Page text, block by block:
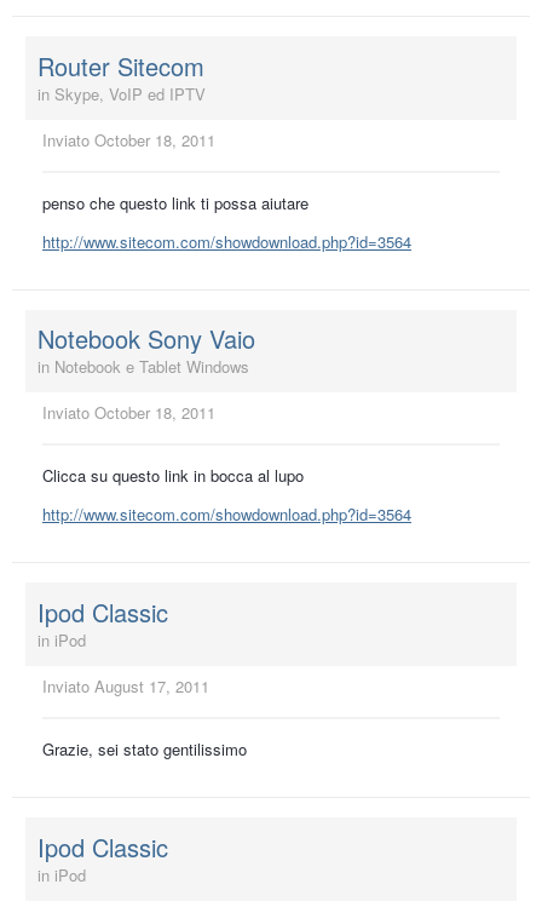
Router Sitecom
in Skype, VoIP ed IPTV
Inviato October 18, 2011
penso che questo link ti possa aiutare
http://www.sitecom.com/showdownload.php?id=3564
Notebook Sony Vaio
in Notebook e Tablet Windows
Inviato October 18, 2011
Clicca su questo link in bocca al lupo
http://www.sitecom.com/showdownload.php?id=3564
Ipod Classic
in iPod
Inviato August 17, 2011
Grazie, sei stato gentilissimo
Ipod Classic
in iPod